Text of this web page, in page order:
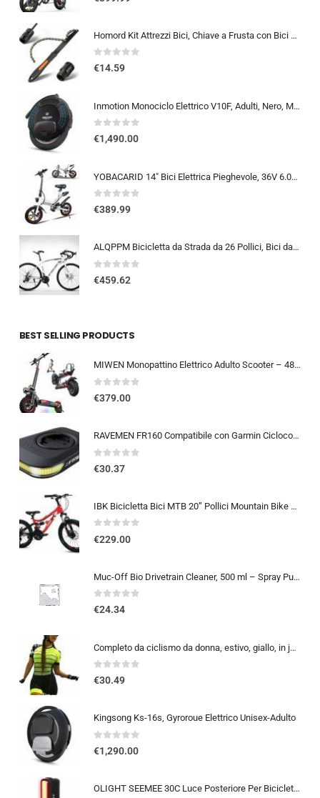
Homord Kit Attrezzi Bici, Chiave a Frusta con Bici Chiave Pacco Pignoni, Kit Catena Bici Frusta per Catena Freewheel Removal
0out of 5
€14.59
Inmotion Monociclo Elettrico V10F, Adulti, Nero, Motore 2000W, Autonomia Fino a 75km, 25lm/h, Pneumatico Gonfiabile 16″, Blue
0out of 5
€1,490.00
YOBACARID 14″ Bici Elettrica Pieghevole, 36V 6.0AH Batteria 250W Motore, Fino a 25-35km, Freni a Doppio Disco e Velocità M…
0out of 5
€389.99
ALQPPM Bicicletta da Strada da 26 Pollici, Bici da 24 Velocità, Freno a Doppio Disco, Telaio in Acciaio ad Alto Tenore Di …
0out of 5
€459.62
BEST SELLING PRODUCTS
MIWEN Monopattino Elettrico Adulto Scooter – 48V 18Ah 45-55KM di Autonomia monopattino elettrico adulti 11/10.5 Pollici mo…
0out of 5
€379.00
RAVEMEN FR160 Compatibile con Garmin Ciclocomputer, 6 modalità di illuminazione Ciclismo Accessori per Luce Lampeggiante di a
0out of 5
€30.37
IBK Bicicletta Bici MTB 20” Pollici Mountain Bike BIAMMORTIZZATA Ragazzo Cambio 21 Velocità Freni a Disco Rossa
0out of 5
€229.00
Muc-Off Bio Drivetrain Cleaner, 500 ml – Spray Pulisci Catena Bici e Sgrassatore Catena Bici – Efficace e Biodegradabile – Pe
0out of 5
€24.34
Completo da ciclismo da donna, estivo, giallo, in jersey, taglia XS-3XL
0out of 5
€30.49
Kingsong Ks-16s, Gyroroue Elettrico Unisex-Adulto
0out of 5
€1,290.00
OLIGHT SEEMEE 30C Luce Posteriore Per Bicicletta LED 30 LUMEN Torcia Bici Rossa 5 Modalità Impermeabile IPX6 TYPE-C Fanale Po